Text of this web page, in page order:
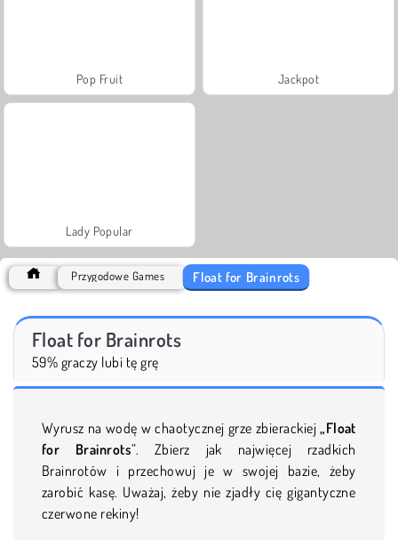
Pop Fruit Jackpot
Lady Popular
Przygodowe Games Float for Brainrots
Float for Brainrots
59% graczy lubi tę grę
Wyrusz na wodę w chaotycznej grze zbierackiej„Float
for Brainrots”. Zbierz jak najwięcej rzadkich
Brainrotów i przechowuj je w swojej bazie, żeby
zarobić kasę. Uważaj, żeby nie zjadły cię gigantyczne
czerwone rekiny!